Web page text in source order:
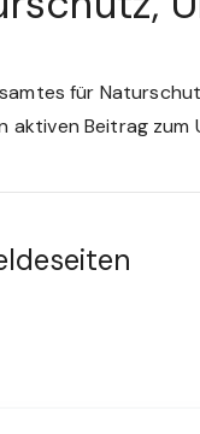
für
aktiven Beitrag zum